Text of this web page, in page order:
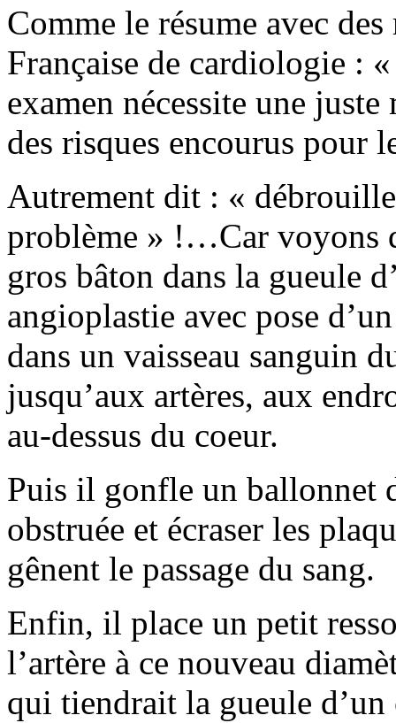
Comme le résume avec
Française de cardiologie :
examen nécessite une
des risques encourus pour
Autrement dit : «
problème » !…Car voyons
gros bâton dans la gueule
angioplastie avec pose
dans un vaisseau sanguin
jusqu’aux artères, aux
au-dessus du coeur.
Puis il gonfle un ballonnet
obstruée et écraser les
gênent le passage du sang.
Enfin, il place un petit
l’artère à ce nouveau
qui tiendrait la gueule